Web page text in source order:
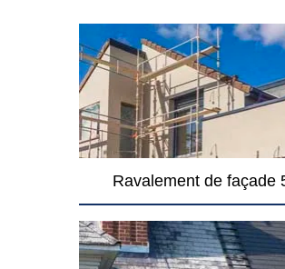
Ravalement de façade